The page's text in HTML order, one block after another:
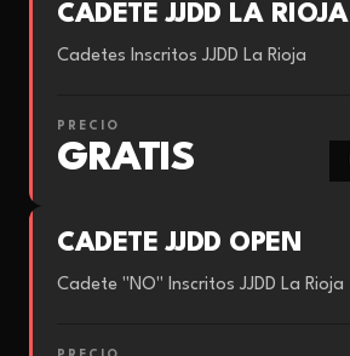
CADETE JJDD LA RIOJA
Cadetes Inscritos JJDD La Rioja
PRECIO
GRATIS
CADETE JJDD OPEN
Cadete "NO" Inscritos JJDD La Rioja